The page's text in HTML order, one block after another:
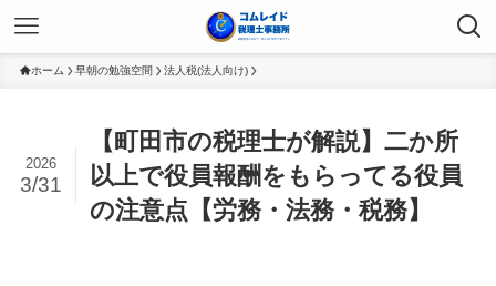
ホーム 早朝の勉強空間 法人税(法人向け)
【町田市の税理士が解説】二か所
以上で役員報酬をもらってる役員
の注意点【労務・法務・税務】
2026
3/31